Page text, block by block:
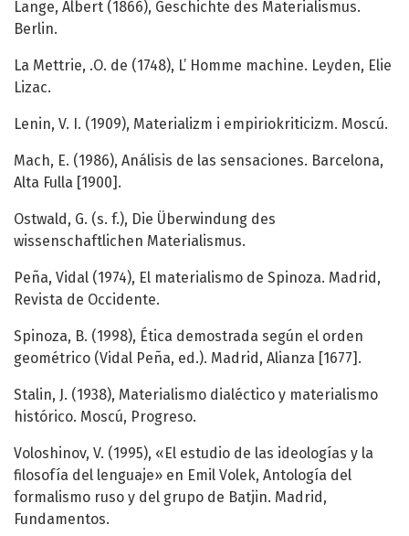
Lange, Albert (1866), Geschichte des Materialismus.
Berlin.
La Mettrie, .O. de (1748), L’ Homme machine. Leyden, Elie
Lizac.
Lenin, V. I. (1909), Materializm i empiriokriticizm. Moscú.
Mach, E. (1986), Análisis de las sensaciones. Barcelona,
Alta Fulla [1900].
Ostwald, G. (s. f.), Die Überwindung des
wissenschaftlichen Materialismus.
Peña, Vidal (1974), El materialismo de Spinoza. Madrid,
Revista de Occidente.
Spinoza, B. (1998), Ética demostrada según el orden
geométrico (Vidal Peña, ed.). Madrid, Alianza [1677].
Stalin, J. (1938), Materialismo dialéctico y materialismo
histórico. Moscú, Progreso.
Voloshinov, V. (1995), «El estudio de las ideologías y la
filosofía del lenguaje» en Emil Volek, Antología del
formalismo ruso y del grupo de Batjin. Madrid,
Fundamentos.